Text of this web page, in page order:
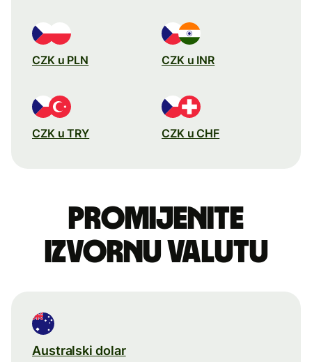
CZK u PLN CZK u INR
CZK u TRY CZK u CHF
Promijenite
izvornu valutu
Australski dolar